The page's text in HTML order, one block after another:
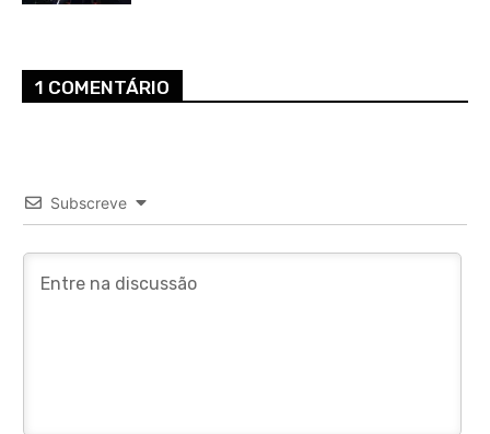
1 COMENTÁRIO
Subscreve